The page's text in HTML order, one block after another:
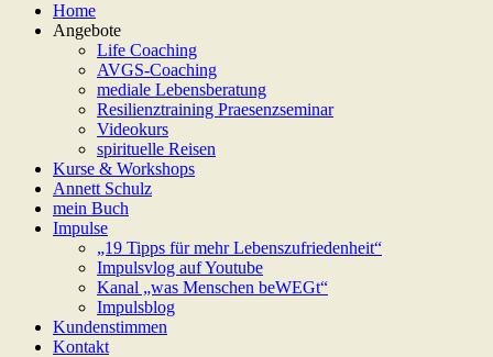
Home
Angebote
Life Coaching
AVGS-Coaching
mediale Lebensberatung
Resilienztraining Praesenzseminar
Videokurs
spirituelle Reisen
Kurse & Workshops
Annett Schulz
mein Buch
Impulse
„19 Tipps für mehr Lebenszufriedenheit“
Impulsvlog auf Youtube
Kanal „was Menschen beWEGt“
Impulsblog
Kundenstimmen
Kontakt